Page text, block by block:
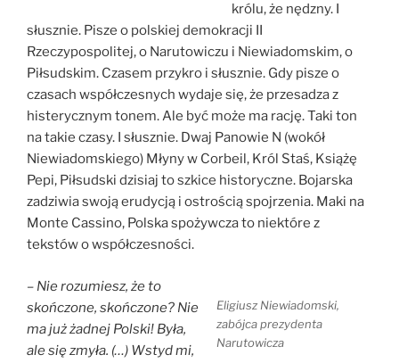
królu, że nędzny. I
słusznie. Pisze o polskiej demokracji II
Rzeczypospolitej, o Narutowiczu i Niewiadomskim, o
Piłsudskim. Czasem przykro i słusznie. Gdy pisze o
czasach współczesnych wydaje się, że przesadza z
histerycznym tonem. Ale być może ma rację. Taki ton
na takie czasy. I słusznie. Dwaj Panowie N (wokół
Niewiadomskiego) Młyny w Corbeil, Król Staś, Książę
Pepi, Piłsudski dzisiaj to szkice historyczne. Bojarska
zadziwia swoją erudycją i ostrością spojrzenia. Maki na
Monte Cassino, Polska spożywcza to niektóre z
tekstów o współczesności.
Eligiusz Niewiadomski,
zabójca prezydenta
Narutowicza
– Nie rozumiesz, że to
skończone, skończone? Nie
ma już żadnej Polski! Była,
ale się zmyła. (…) Wstyd mi,